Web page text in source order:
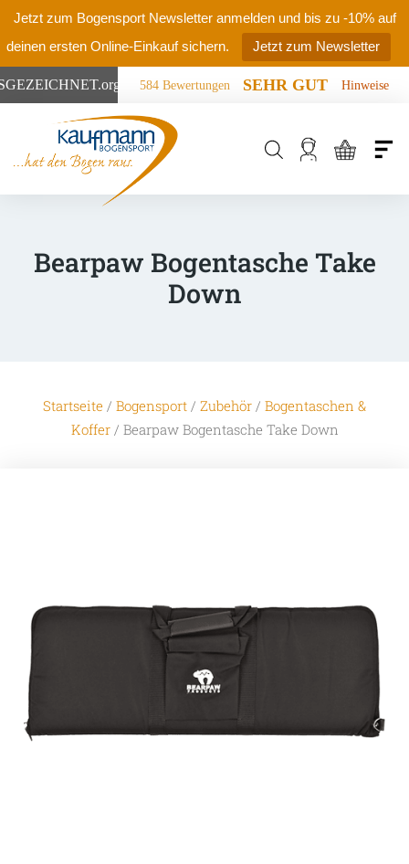
Jetzt zum Bogensport Newsletter anmelden und bis zu -10% auf
deinen ersten Online-Einkauf sichern.
Jetzt zum Newsletter
.org 584 Bewertungen SEHR GUT Hinweise
Products
search
Bearpaw Bogentasche Take
Down
Startseite / Bogensport / Zubehör / Bogentaschen &
Koffer/ Bearpaw Bogentasche Take Down